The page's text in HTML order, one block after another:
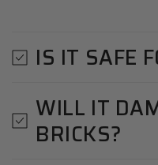
IS IT SAFE
WILL IT
BRICKS?